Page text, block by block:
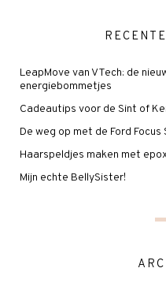
LeapMove van VTech: de
energiebommetjes
Cadeautips voor de Sint of
De weg op met de Ford Focus
Haarspeldjes maken met
Mijn echte BellySister!